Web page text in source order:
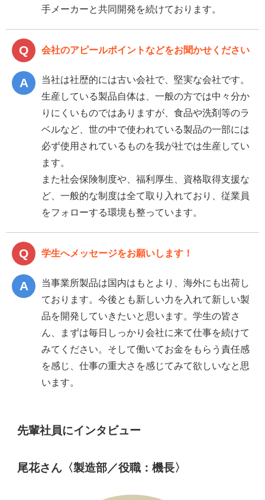
手メーカーと共同開発を続けております。
会社のアピールポイントなどをお聞かせください
当社は社歴的には古い会社で、堅実な会社です。
生産している製品自体は、一般の方では中々分か
りにくいものではありますが、食品や洗剤等のラ
ベルなど、世の中で使われている製品の一部には
必ず使用されているものを我が社では生産してい
ます。
また社会保険制度や、福利厚生、資格取得支援な
ど、一般的な制度は全て取り入れており、従業員
をフォローする環境も整っています。
学生へメッセージをお願いします！
当事業所製品は国内はもとより、海外にも出荷し
ております。今後とも新しい力を入れて新しい製
品を開発していきたいと思います。学生の皆さ
ん、まずは毎日しっかり会社に来て仕事を続けて
みてください。そして働いてお金をもらう責任感
を感じ、仕事の重大さを感じてみて欲しいなと思
います。
先輩社員にインタビュー
尾花さん 〈製造部／役職：機長〉